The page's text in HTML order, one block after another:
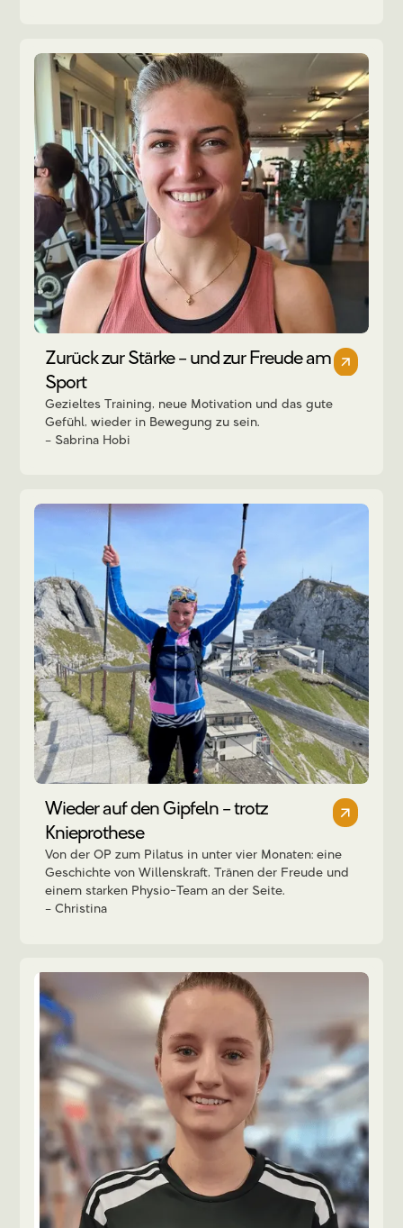
Zurück zur Stärke – und zur Freude am
Sport
Gezieltes Training, neue Motivation und das gute
Gefühl, wieder in Bewegung zu sein.
Sabrina Hobi
Wieder auf den Gipfeln – trotz
Knieprothese
Von der OP zum Pilatus in unter vier Monaten: eine
Geschichte von Willenskraft, Tränen der Freude und
einem starken Physio-Team an der Seite.
Christina